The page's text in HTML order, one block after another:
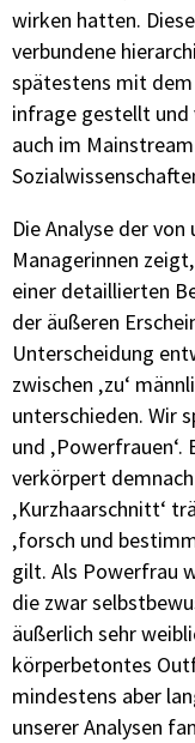
wirken hatten.
verbundene
spätestens mit dem
infrage gestellt und
auch im
Die Analyse der
Managerinnen
einer detaillierten
der äußeren
Unterscheidung
zwischen ‚zu‘
unterschieden. Wir
und ‚Powerfrauen‘.
verkörpert
‚Kurzhaarschnitt‘
‚forsch und
gilt. Als Powerfrau
die zwar
äußerlich sehr
körperbetontes
mindestens aber
unsererAnalysen